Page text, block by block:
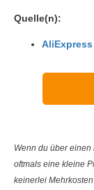
Quelle(n):
AliExpress
Wenn du über
oftmals eine kleine
keinerlei